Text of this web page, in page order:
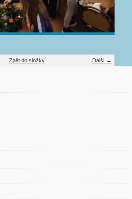
Další →
Zpět do složky